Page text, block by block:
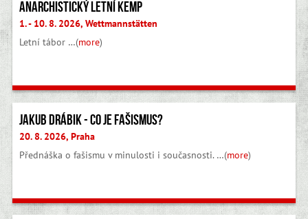
Anarchistický letní kemp
1. - 10. 8. 2026, Wettmannstätten
Letní tábor …(more)
Jakub Drábik - Co je fašismus?
20. 8. 2026, Praha
Přednáška o fašismu v minulosti i současnosti. …(more)